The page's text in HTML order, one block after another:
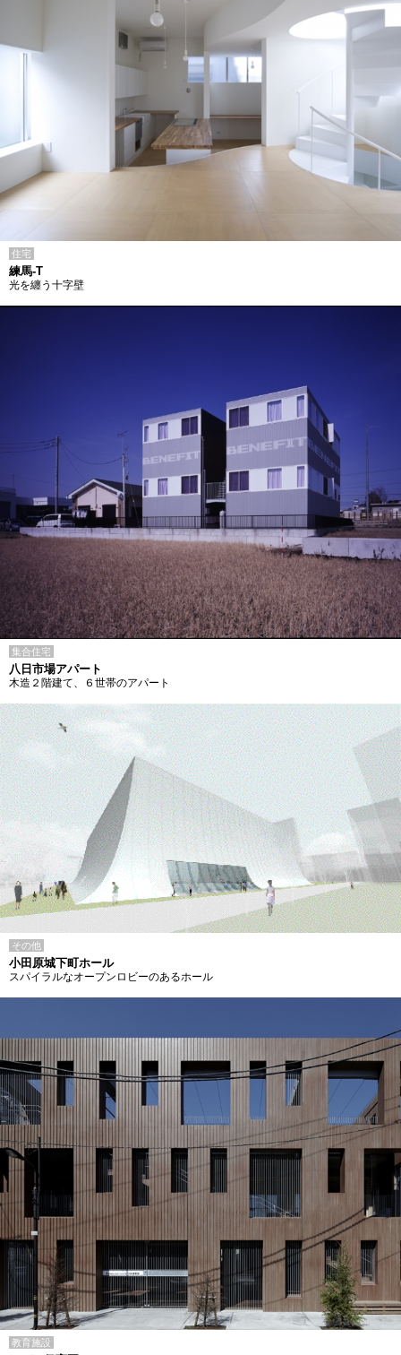
住宅
練馬-T
光を纏う十字壁
集合住宅
八日市場アパート
木造２階建て、６世帯のアパート
その他
小田原城下町ホール
スパイラルなオープンロビーのあるホール
教育施設